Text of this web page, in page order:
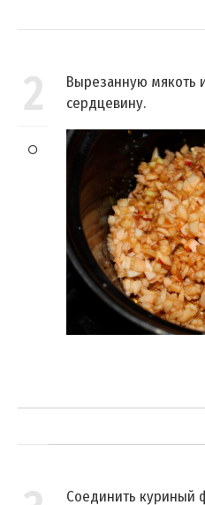
2
Вырезанную мякоть
сердцевину.
Соединить